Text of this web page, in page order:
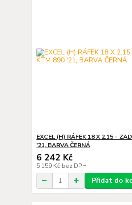
EXCEL (H) RÁFEK 18 X 2.15 -
'21, BARVA ČERNÁ
6 242 Kč
5 159 Kč bez DPH
Přidat do